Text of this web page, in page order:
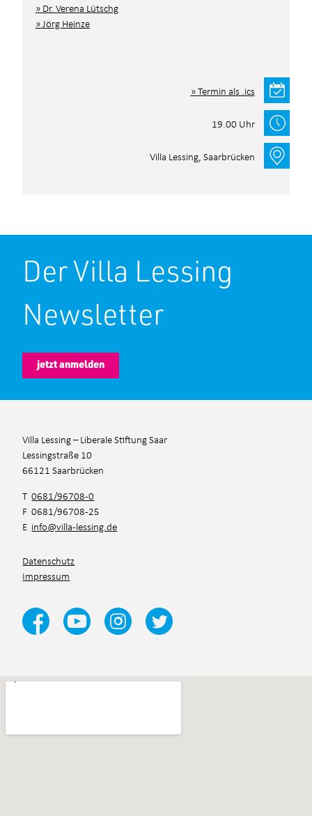
Dr. Verena Lütschg
Jörg Heinze
Termin als .ics
19.00 Uhr
Villa Lessing, Saarbrücken
Der Villa Lessing
Newsletter
jetzt anmelden
Villa Lessing – Liberale Stiftung Saar
Lessingstraße 10
66121 Saarbrücken
T0681/96708-0
F 0681/96708-25
E info@villa-lessing.de
Datenschutz
Impressum